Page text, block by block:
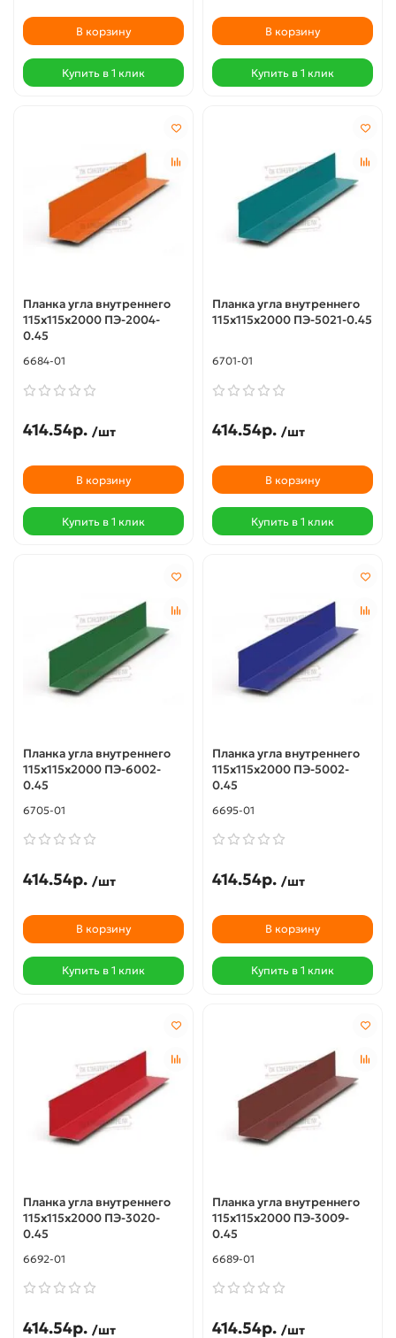
В корзину
Купить в 1 клик
В корзину
Купить в 1 клик
Планка угла внутреннего
115х115х2000 ПЭ-2004-
0.45
6684-01
414.54р. /шт
В корзину
Купить в 1 клик
Планка угла внутреннего
115х115х2000 ПЭ-5021-0.45
6701-01
414.54р. /шт
В корзину
Купить в 1 клик
Планка угла внутреннего
115х115х2000 ПЭ-6002-
0.45
6705-01
414.54р. /шт
В корзину
Купить в 1 клик
Планка угла внутреннего
115х115х2000 ПЭ-5002-
0.45
6695-01
414.54р. /шт
В корзину
Купить в 1 клик
Планка угла внутреннего
115х115х2000 ПЭ-3020-
0.45
6692-01
414.54р. /шт
Планка угла внутреннего
115х115х2000 ПЭ-3009-
0.45
6689-01
414.54р. /шт